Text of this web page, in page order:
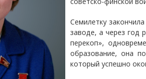
Семилетку
заводе, а через год
перекоп»,
образование, она
который успешно